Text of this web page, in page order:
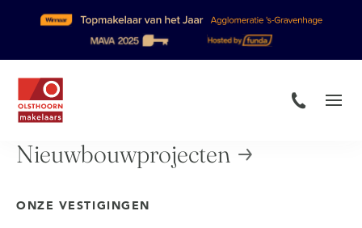
Nieuwbouwprojecten
ONZE VESTIGINGEN